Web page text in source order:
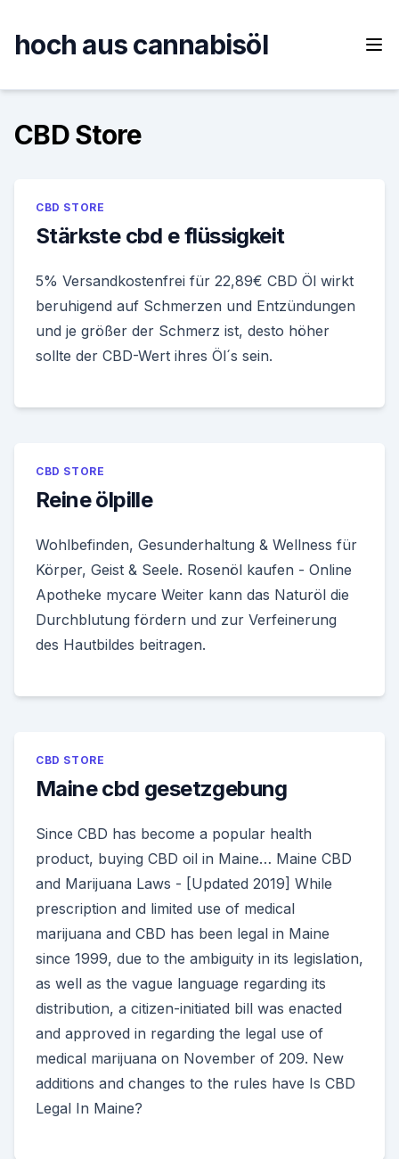
content
hoch aus cannabisöl
CBD Store
CBD STORE
Stärkste cbd e flüssigkeit
5% Versandkostenfrei für 22,89€ CBD Öl wirkt
beruhigend auf Schmerzen und Entzündungen
und je größer der Schmerz ist, desto höher
sollte der CBD-Wert ihres Öl´s sein.
CBD STORE
Reine ölpille
Wohlbefinden, Gesunderhaltung & Wellness für
Körper, Geist & Seele. Rosenöl kaufen - Online
Apotheke mycare Weiter kann das Naturöl die
Durchblutung fördern und zur Verfeinerung
des Hautbildes beitragen.
CBD STORE
Maine cbd gesetzgebung
Since CBD has become a popular health
product, buying CBD oil in Maine… Maine CBD
and Marijuana Laws - [Updated 2019] While
prescription and limited use of medical
marijuana and CBD has been legal in Maine
since 1999, due to the ambiguity in its legislation,
as well as the vague language regarding its
distribution, a citizen-initiated bill was enacted
and approved in regarding the legal use of
medical marijuana on November of 209. New
additions and changes to the rules have Is CBD
Legal In Maine?